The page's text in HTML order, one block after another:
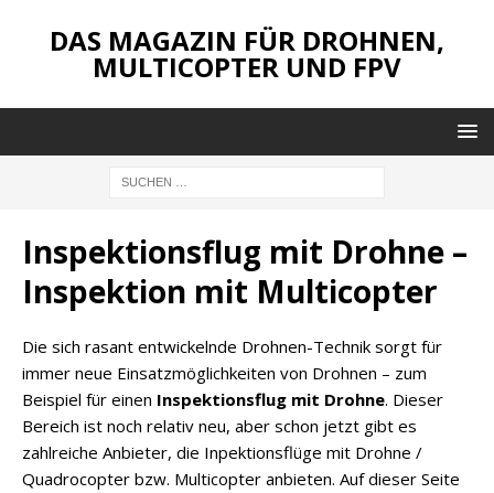
DAS MAGAZIN FÜR DROHNEN,
MULTICOPTER UND FPV
Inspektionsflug mit Drohne –
Inspektion mit Multicopter
Die sich rasant entwickelnde Drohnen-Technik sorgt für
immer neue Einsatzmöglichkeiten von Drohnen – zum
Beispiel für einen Inspektionsflug mit Drohne. Dieser
Bereich ist noch relativ neu, aber schon jetzt gibt es
zahlreiche Anbieter, die Inpektionsflüge mit Drohne /
Quadrocopter bzw. Multicopter anbieten. Auf dieser Seite